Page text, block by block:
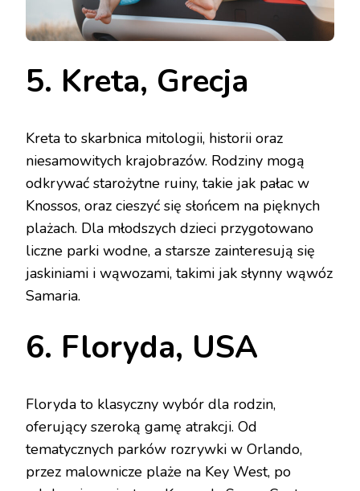
5. Kreta, Grecja
Kreta to skarbnica mitologii, historii oraz
niesamowitych krajobrazów. Rodziny mogą
odkrywać starożytne ruiny, takie jak pałac w
Knossos, oraz cieszyć się słońcem na pięknych
plażach. Dla młodszych dzieci przygotowano
liczne parki wodne, a starsze zainteresują się
jaskiniami i wąwozami, takimi jak słynny wąwóz
Samaria.
6. Floryda, USA
Floryda to klasyczny wybór dla rodzin,
oferujący szeroką gamę atrakcji. Od
tematycznych parków rozrywki w Orlando,
przez malownicze plaże na Key West, po